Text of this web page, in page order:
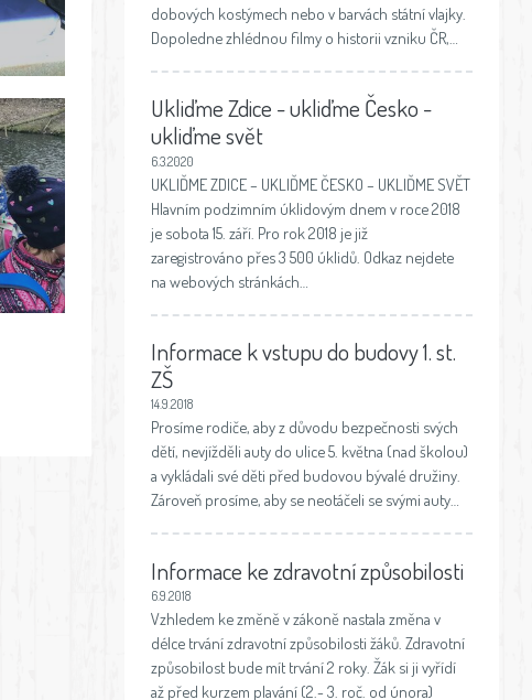
dobových kostýmech nebo v barvách státní vlajky.
Dopoledne zhlédnou filmy o historii vzniku ČR,…
Ukliďme Zdice - ukliďme Česko -
ukliďme svět
6.3.2020
UKLIĎME ZDICE – UKLIĎME ČESKO – UKLIĎME SVĚT
Hlavním podzimním úklidovým dnem v roce 2018
je sobota 15. září. Pro rok 2018 je již
zaregistrováno přes 3 500 úklidů. Odkaz nejdete
na webových stránkách…
Informace k vstupu do budovy 1. st.
ZŠ
14.9.2018
Prosíme rodiče, aby z důvodu bezpečnosti svých
dětí, nevjížděli auty do ulice 5. května (nad školou)
a vykládali své děti před budovou bývalé družiny.
Zároveň prosíme, aby se neotáčeli se svými auty…
Informace ke zdravotní způsobilosti
6.9.2018
Vzhledem ke změně v zákoně nastala změna v
délce trvání zdravotní způsobilosti žáků. Zdravotní
způsobilost bude mít trvání 2 roky. Žák si ji vyřídí
až před kurzem plavání (2.- 3. roč. od února)